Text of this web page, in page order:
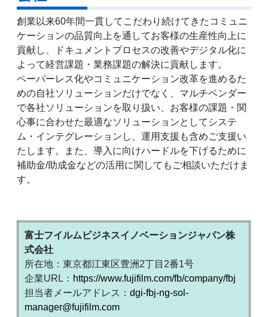
創業以来60年間一貫してこだわり続けてきたコミュニ
ケーションの品質向上を通してお客様の生産性向上に
貢献し、ドキュメントプロセスの改善やデジタル化に
よって経営課題・業務課題の解決に貢献します。
ペーパーレス化やコミュニケーション改革を進めるた
めの自社ソリューションだけでなく、マルチベンダー
で各社ソリューションを取り扱い、お客様の課題・関
心事に合わせた最適なソリューションとしてシステ
ム・インテグレーションし、運用支援も含めご支援い
たします。また、導入に向けハードルを下げるために
補助金/助成金などの活用に関してもご相談いただけま
す。
富士フイルムビジネスイノベーションジャパン株
式会社
所在地：東京都江東区豊洲2丁目2番1号
企業URL： https://www.fujifilm.com/fb/company/fbj
担当者メールアドレス：dgi-fbj-ng-sol-
manager@fujifilm.com